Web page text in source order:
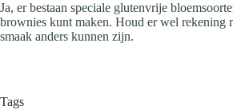
Ja, er bestaan speciale glutenvrije
brownies kunt maken. Houd er wel rekening
smaak anders kunnen zijn.
Tags